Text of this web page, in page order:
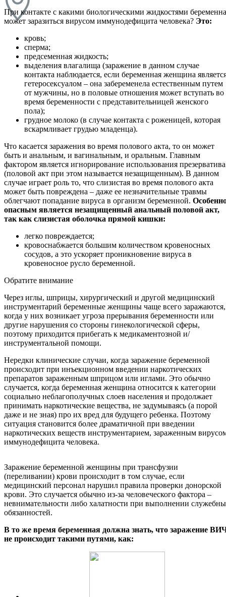
При контакте с какими биологическими жидкостями
может заразиться вирусом иммунодефицита человека? Это:
кровь;
сперма;
предсеменная жидкость;
выделения влагалища (заражение в данном случае
контакта наблюдается, если беременная женщина
гетеросексуалом – она забеременела естественным путем
от мужчины, но в половые отношения может вступать во
время беременности с представительницей женского
пола);
грудное молоко (в случае контакта с роженицей, которая
вскармливает грудью младенца).
Что касается заражения во время полового акта, то он может
быть и анальным, и вагинальным, и оральным. Главным
фактором является игнорирование использования презерватива
(половой акт при этом называется незащищенным). В данном
случае играет роль то, что слизистая во время полового акта
может быть повреждена – даже ее незначительные травмы
облегчают попадание вируса в организм беременной.
опасным является незащищенный анальный половой акт,
так как слизистая оболочка прямой кишки:
легко повреждается;
кровоснабжается большим количеством кровеносных
сосудов, а это ускоряет проникновение вируса в
кровеносное русло беременной.
Обратите внимание
Через иглы, шприцы, хирургический и другой медицинский
инструментарий беременные женщины чаще всего заражаются,
когда у них возникает угроза прерывания беременности или
другие нарушения со стороны гинекологической сферы,
поэтому приходится прибегать к медикаментозной и/
инструментальной помощи.
Нередки клинические случаи, когда заражение беременной
происходит при инъекционном введении наркотических
препаратов зараженным шприцом или иглами. Это обычно
случается, когда беременная женщина относится к категории
социально неблагополучных слоев населения и продолжает
принимать наркотические вещества, не задумываясь (а порой
даже и не зная) про их вред для будущего ребенка. Поэтому
ситуация становится более драматичной при введении
наркотических веществ инструментарием, зараженным
иммунодефицита человека.
Заражение беременной женщины при трансфузии
(переливании) крови происходит в том случае, если
медицинский персонал нарушил правила проверки донорской
крови. Это случается обычно из-за человеческого фактора –
невнимательности либо халатности при выполнении
обязанностей.
В то же время беременная должна знать, что заражение
не происходит такими путями, как: